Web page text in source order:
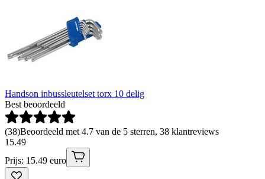
Handson inbussleutelset torx 10 delig
Best beoordeeld
(38)Beoordeeld met 4.7 van de 5 sterren, 38 klantreviews
15.49
Prijs: 15.49 euro